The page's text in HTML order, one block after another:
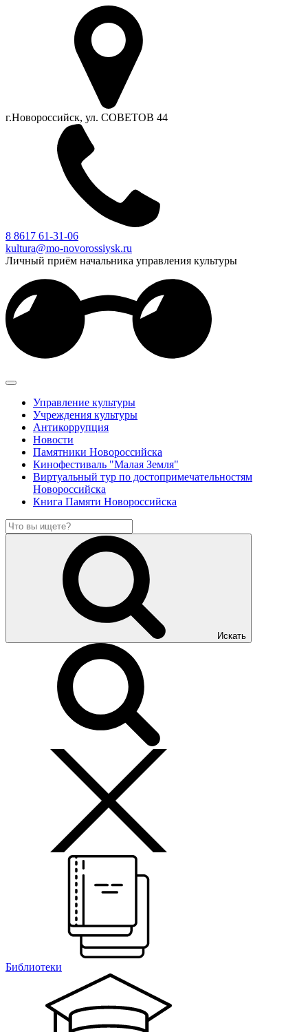
г.Новороссийск, ул. СОВЕТОВ 44
8 8617 61-31-06
kultura@mo-novorossiysk.ru
Личный приём начальника управления культуры
Управление культуры
Учреждения культуры
Антикоррупция
Новости
Памятники Новороссийска
Кинофестиваль "Малая Земля"
Виртуальный тур по достопримечательностям
Новороссийска
Книга Памяти Новороссийска
Искать
Библиотеки